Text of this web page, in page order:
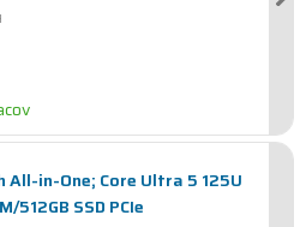
All-in-One; Core Ultra 5 125U
512GB SSD PCIe